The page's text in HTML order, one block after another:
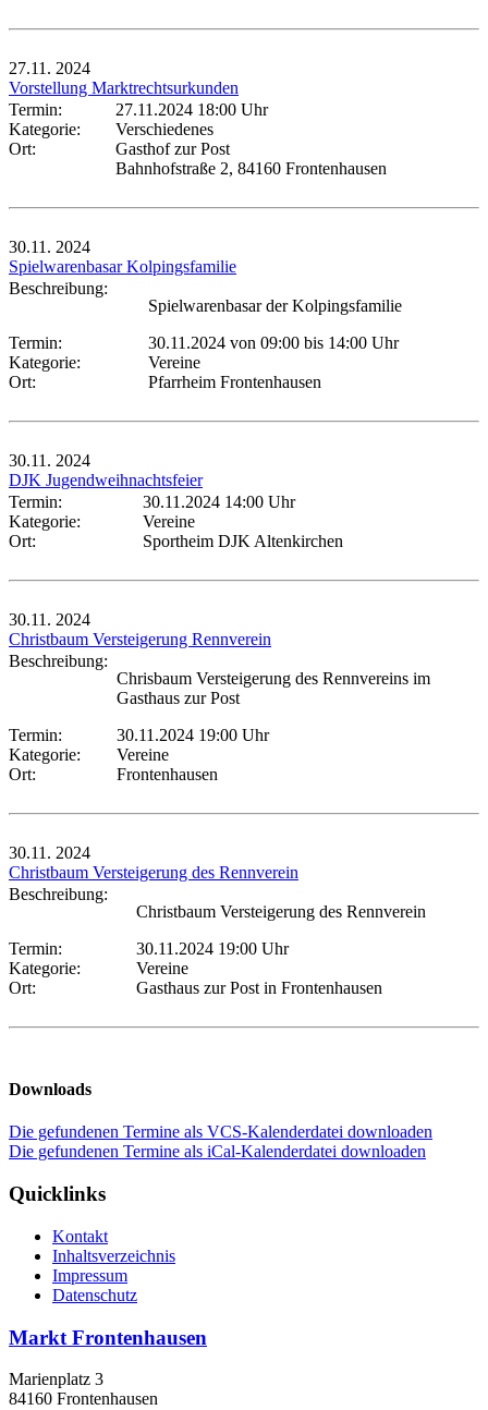
27.11. 2024
Vorstellung Marktrechtsurkunden
Termin:
27.11.2024 18:00 Uhr
Kategorie:
Verschiedenes
Ort:
Gasthof zur Post
Bahnhofstraße 2, 84160 Frontenhausen
30.11. 2024
Spielwarenbasar Kolpingsfamilie
Beschreibung:
Spielwarenbasar der Kolpingsfamilie
Termin:
30.11.2024 von 09:00 bis 14:00 Uhr
Kategorie:
Vereine
Ort:
Pfarrheim Frontenhausen
30.11. 2024
DJK Jugendweihnachtsfeier
Termin:
30.11.2024 14:00 Uhr
Kategorie:
Vereine
Ort:
Sportheim DJK Altenkirchen
30.11. 2024
Christbaum Versteigerung Rennverein
Beschreibung:
Chrisbaum Versteigerung des Rennvereins im
Gasthaus zur Post
Termin:
30.11.2024 19:00 Uhr
Kategorie:
Vereine
Ort:
Frontenhausen
30.11. 2024
Christbaum Versteigerung des Rennverein
Beschreibung:
Christbaum Versteigerung des Rennverein
Termin:
30.11.2024 19:00 Uhr
Kategorie:
Vereine
Ort:
Gasthaus zur Post in Frontenhausen
Downloads
Die gefundenen Termine als VCS-Kalenderdatei downloaden
Die gefundenen Termine als iCal-Kalenderdatei downloaden
Quicklinks
Kontakt
Inhaltsverzeichnis
Impressum
Datenschutz
Markt Frontenhausen
Marienplatz 3
84160 Frontenhausen